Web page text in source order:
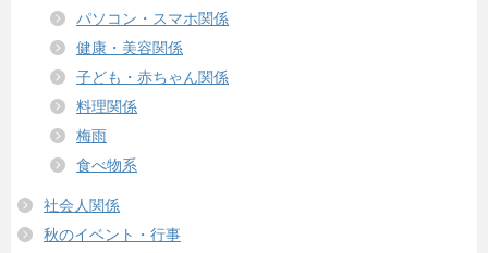
パソコン・スマホ関係
健康・美容関係
子ども・赤ちゃん関係
料理関係
梅雨
食べ物系
社会人関係
秋のイベント・行事